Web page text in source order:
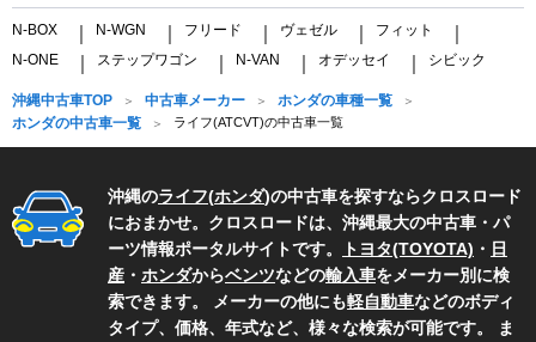
N-BOX N-WGN フリード ヴェゼル フィット
N-ONE ステップワゴン N-VAN オデッセイ シビック
沖縄中古車TOP 中古車メーカー
ホンダの車種一覧
ホンダの中古車一覧
ライフ(ATCVT)の中古車一覧
沖縄のライフ(ホンダ)の中古車を探すならクロスロード
におまかせ。クロスロードは、沖縄最大の中古車・パ
ーツ情報ポータルサイトです。
トヨタ(TOYOTA) ・ 日
産 ・ ホンダからベンツなどの輸入車をメーカー別に検
索できます。 メーカーの他にも軽自動車などのボディ
タイプ、価格、年式など、様々な検索が可能です。 ま